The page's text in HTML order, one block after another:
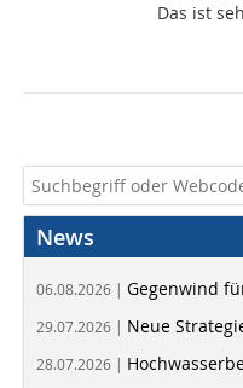
Das ist
News
06.08.2026 | Gegenwind
29.07.2026 | Neue
28.07.2026 |